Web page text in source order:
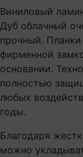
Виниловый
Дуб облачный
прочный.
фирменной
основании.
полностью
любых
годы.
Благодаря
можно